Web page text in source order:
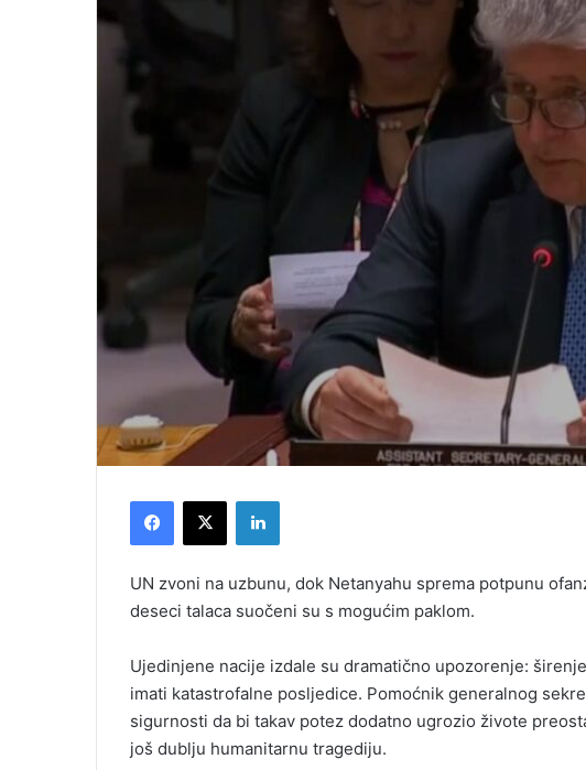
UN zvoni na uzbunu, dok Netanyahu sprema potpunu
deseci talaca suočeni su s mogućim paklom.
Ujedinjene nacije izdale su dramatično upozorenje:
imati katastrofalne posljedice. Pomoćnik generalnog
sigurnosti da bi takav potez dodatno ugrozio živote
još dublju humanitarnu tragediju.